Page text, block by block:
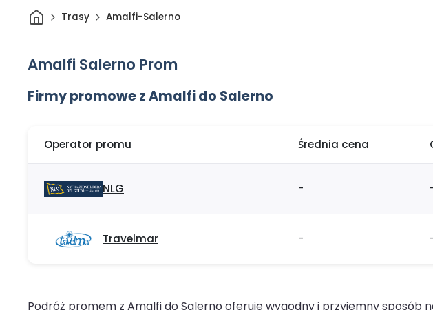
DomTrasy Amalfi-Salerno
Amalfi Salerno Prom
Firmy promowe z Amalfi do Salerno
Operator promu Średnia cena
NLG -
Travelmar -
Podróż promem z Amalfi do Salerno oferuje wygodny i przyjemny sposób